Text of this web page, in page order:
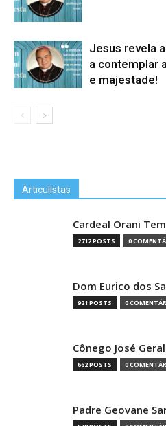
Jesus revela
a contemplar
e majestade!
Articulistas
Cardeal Orani
2712 POSTS 0
Dom Eurico dos
921 POSTS 0
Cônego José
662 POSTS 0
Padre Geovane